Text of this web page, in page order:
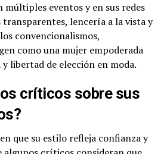
múltiples eventos y en sus redes
transparentes, lencería a la vista y
convencionalismos,
como una mujer empoderada
libertad de elección en moda.
críticos sobre sus
que su estilo refleja confianza y